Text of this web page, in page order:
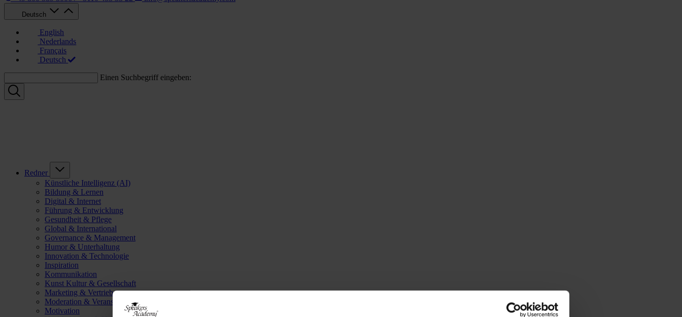
Deutsch
English
Nederlands
Français
Deutsch
Einen Suchbegriff eingeben:
Redner
Künstliche Intelligenz (AI)
Bildung & Lernen
Digital & Internet
Führung & Entwicklung
Gesundheit & Pflege
Global & International
Governance & Management
Humor & Unterhaltung
Innovation & Technologie
Inspiration
Kommunikation
Kunst Kultur & Gesellschaft
Marketing & Vertrieb
Moderation & Veranstaltungsleitung
Motivation